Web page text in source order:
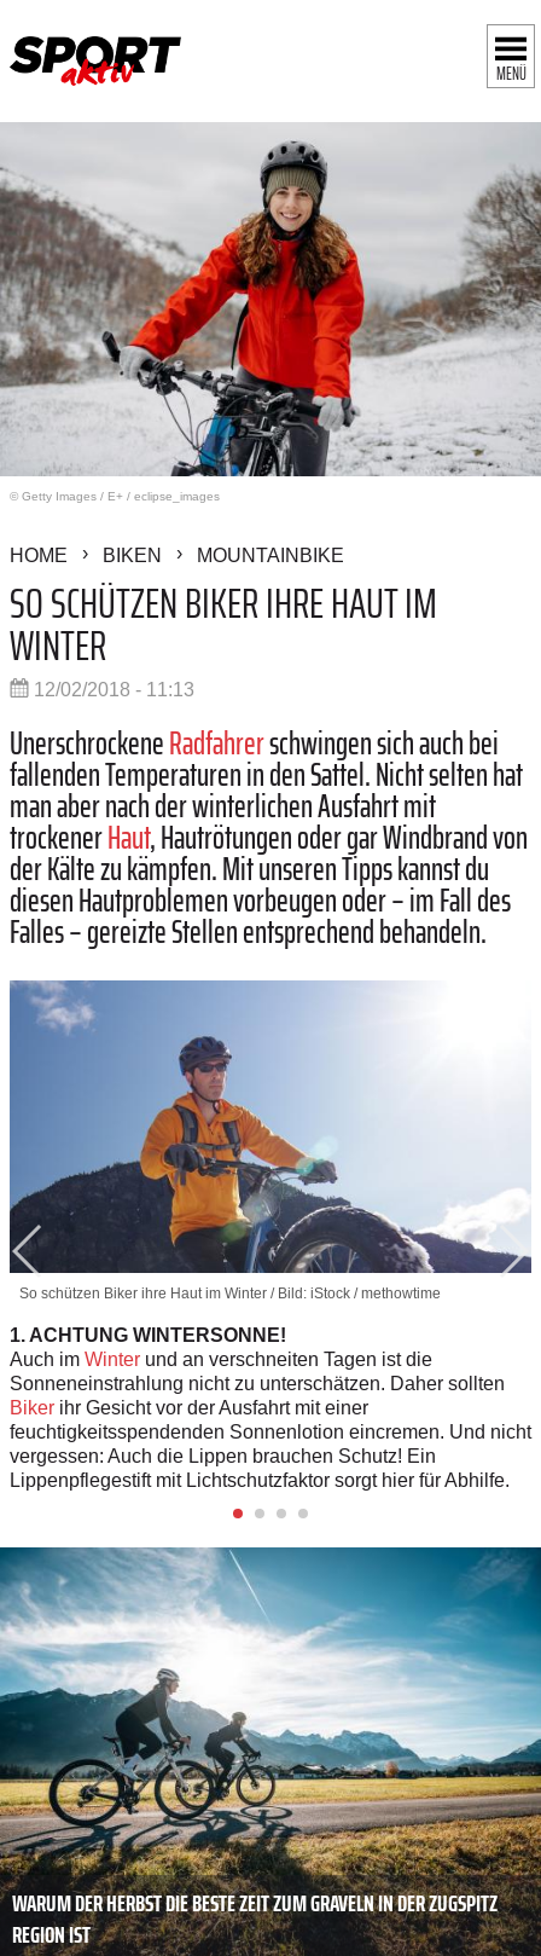
MENÜ
© Getty Images / E+ / eclipse_images
HOME BIKEN MOUNTAINBIKE
SO SCHÜTZEN BIKER IHRE HAUT IM
WINTER
12/02/2018 - 11:13
UnerschrockeneRadfahrerschwingen sich auch bei
fallenden Temperaturen in den Sattel. Nicht selten hat
man aber nach der winterlichen Ausfahrt mit
trockenerHaut, Hautrötungen oder gar Windbrand von
der Kälte zu kämpfen. Mit unseren Tipps kannst du
diesen Hautproblemen vorbeugen oder – im Fall des
Falles – gereizte Stellen entsprechend behandeln.
So schützen Biker ihre Haut im Winter / Bild: iStock / methowtime
1. ACHTUNG WINTERSONNE!
Auch im Winter und an verschneiten Tagen ist die
Sonneneinstrahlung nicht zu unterschätzen. Daher sollten
Biker ihr Gesicht vor der Ausfahrt mit einer
feuchtigkeitsspendenden Sonnenlotion eincremen. Und nicht
vergessen: Auch die Lippen brauchen Schutz! Ein
Lippenpflegestift mit Lichtschutzfaktor sorgt hier für Abhilfe.
WARUM DER HERBST DIE BESTE ZEIT ZUM GRAVELN IN DER ZUGSPITZ
REGION IST